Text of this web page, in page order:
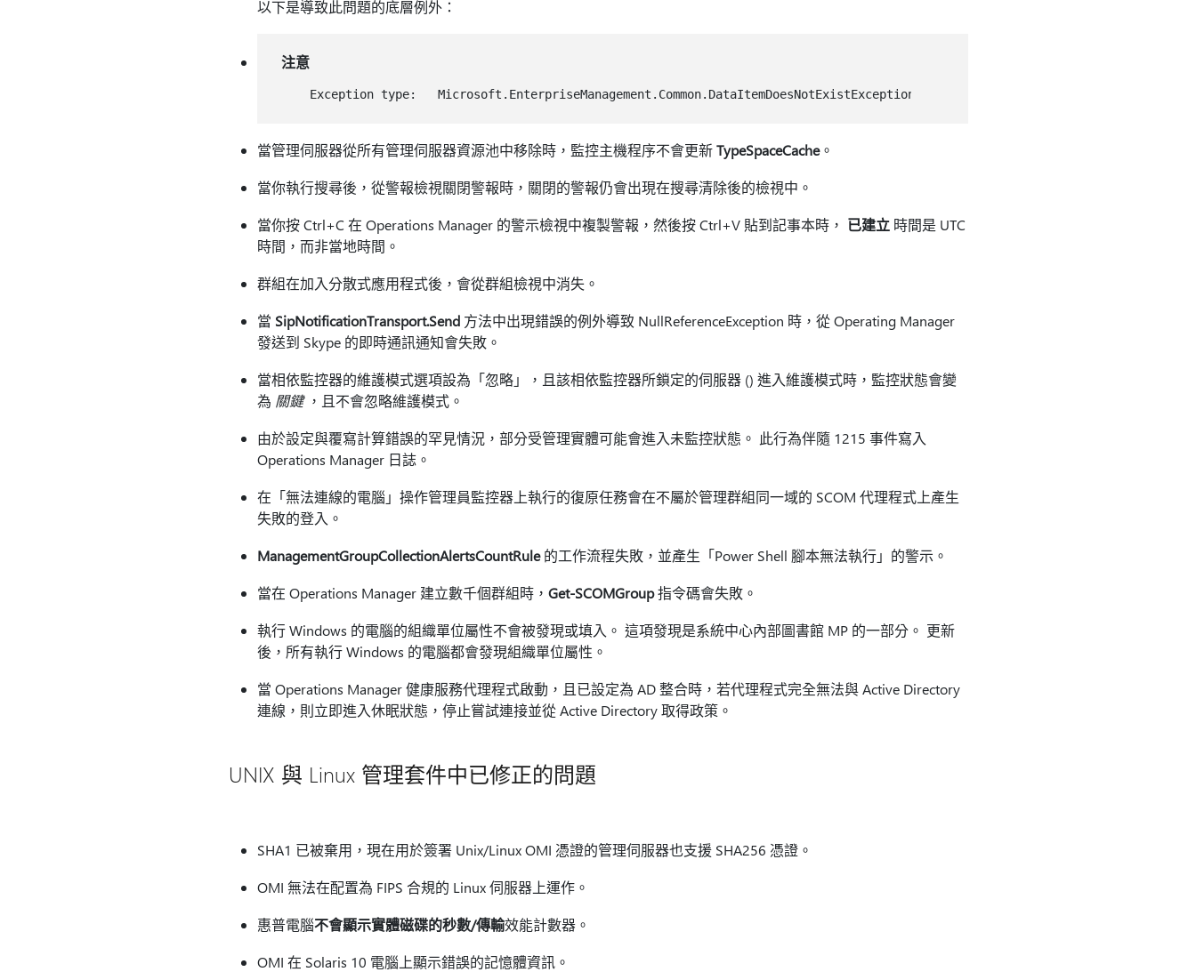
以下是導致此問題的底層例外：
注意
當管理伺服器從所有管理伺服器資源池中移除時，監控主機程序不會更新TypeSpaceCache。
當你執行搜尋後，從警報檢視關閉警報時，關閉的警報仍會出現在搜尋清除後的檢視中。
當你按 Ctrl+C 在 Operations Manager 的警示檢視中複製警報，然後按 Ctrl+V 貼到記事本時， 已建立時間是 UTC
時間，而非當地時間。
群組在加入分散式應用程式後，會從群組檢視中消失。
當 SipNotificationTransport.Send方法中出現錯誤的例外導致 NullReferenceException 時，從 Operating Manager
發送到 Skype 的即時通訊通知會失敗。
當相依監控器的維護模式選項設為「忽略」，且該相依監控器所鎖定的伺服器 () 進入維護模式時，監控狀態會變
為 關鍵，且不會忽略維護模式。
由於設定與覆寫計算錯誤的罕見情況，部分受管理實體可能會進入未監控狀態。 此行為伴隨 1215 事件寫入
Operations Manager 日誌。
在「無法連線的電腦」操作管理員監控器上執行的復原任務會在不屬於管理群組同一域的 SCOM 代理程式上產生
失敗的登入。
ManagementGroupCollectionAlertsCountRule的工作流程失敗，並產生「Power Shell 腳本無法執行」的警示。
當在 Operations Manager 建立數千個群組時， Get-SCOMGroup指令碼會失敗。
執行 Windows 的電腦的組織單位屬性不會被發現或填入。 這項發現是系統中心內部圖書館 MP 的一部分。 更新
後，所有執行 Windows 的電腦都會發現組織單位屬性。
當 Operations Manager 健康服務代理程式啟動，且已設定為 AD 整合時，若代理程式完全無法與 Active Directory
連線，則立即進入休眠狀態，停止嘗試連接並從 Active Directory 取得政策。
UNIX 與 Linux 管理套件中已修正的問題
SHA1 已被棄用，現在用於簽署 Unix/Linux OMI 憑證的管理伺服器也支援 SHA256 憑證。
OMI 無法在配置為 FIPS 合規的 Linux 伺服器上運作。
惠普電腦不會顯示實體磁碟的秒數/傳輸效能計數器。
OMI 在 Solaris 10 電腦上顯示錯誤的記憶體資訊。